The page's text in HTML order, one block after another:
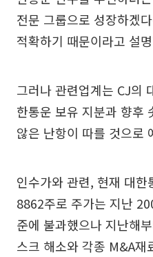
전문 그룹으로 성장하겠
적확하기 때문이라고 설
그러나 관련업계는 CJ의
한통운 보유 지분과 향후
않은 난항이 따를 것으로
인수가와 관련, 현재 대
8862주로 주가는 지난
준에 불과했으나 지난해
스크 해소와 각종 M&A재